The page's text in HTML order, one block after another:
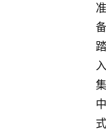
准
备
踏
入
集
中
式